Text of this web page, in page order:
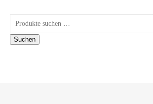
Suchen nach:
Suchen